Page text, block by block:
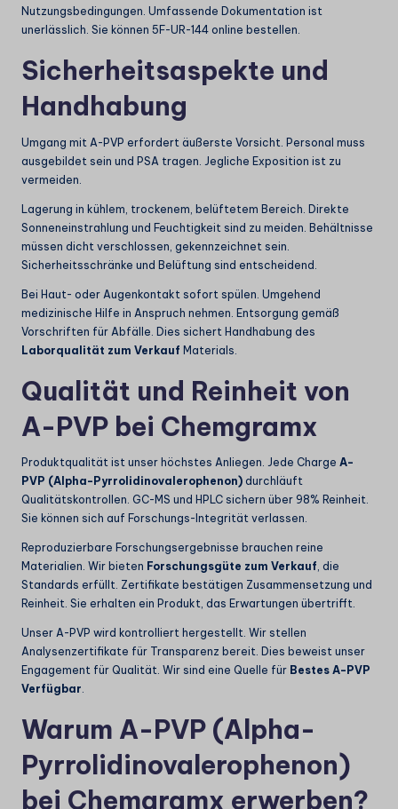
Nutzungsbedingungen. Umfassende Dokumentation ist
unerlässlich. Sie können 5F-UR-144 online bestellen
Sicherheitsaspekte und
Handhabung
Umgang mit A-PVP erfordert äußerste Vorsicht. Personal muss
ausgebildet sein und PSA tragen. Jegliche Exposition ist zu
vermeiden.
Lagerung in kühlem, trockenem, belüftetem Bereich. Direkte
Sonneneinstrahlung und Feuchtigkeit sind zu meiden. Behältnisse
müssen dicht verschlossen, gekennzeichnet sein.
Sicherheitsschränke und Belüftung sind entscheidend.
Bei Haut- oder Augenkontakt sofort spülen. Umgehend
medizinische Hilfe in Anspruch nehmen. Entsorgung gemäß
Vorschriften für Abfälle. Dies sichert Handhabung des
Laborqualität zum Verkauf Materials.
Qualität und Reinheit von
A-PVP bei Chemgramx
Produktqualität ist unser höchstes Anliegen. Jede Charge A-
PVP (Alpha-Pyrrolidinovalerophenon) durchläuft
Qualitätskontrollen. GC-MS und HPLC sichern über 98% Reinheit.
Sie können sich auf Forschungs-Integrität verlassen.
Reproduzierbare Forschungsergebnisse brauchen reine
Materialien. Wir bieten Forschungsgüte zum Verkauf, die
Standards erfüllt. Zertifikate bestätigen Zusammensetzung und
Reinheit. Sie erhalten ein Produkt, das Erwartungen übertrifft.
Unser A-PVP wird kontrolliert hergestellt. Wir stellen
Analysenzertifikate für Transparenz bereit. Dies beweist unser
Engagement für Qualität. Wir sind eine Quelle für Bestes A-PVP
Verfügbar.
Warum A-PVP (Alpha-
Pyrrolidinovalerophenon)
bei Chemgramx erwerben?